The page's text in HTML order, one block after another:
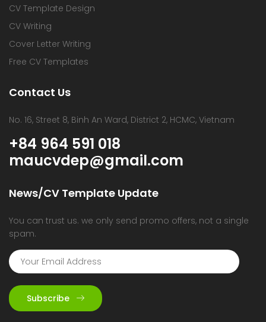
CV Template Design
CV Writing
Cover Letter Writing
Free CV Templates
Contact Us
No. 16, Street 8, Binh An Ward, District 2, HCMC, Vietnam
+84 964 591 018
maucvdep@gmail.com
News/CV Template Update
You can trust us. we only send promo offers, not a single
spam.
Subscribe